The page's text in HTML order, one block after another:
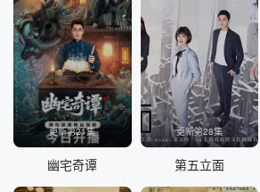
更新第21集
幽宅奇谭
更新第28集
第五立面